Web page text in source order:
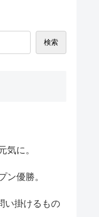
検索
気に。
ン優勝。
い掛けるもの